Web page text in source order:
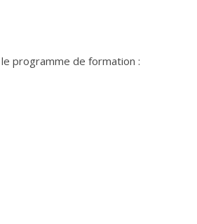
programme de formation :